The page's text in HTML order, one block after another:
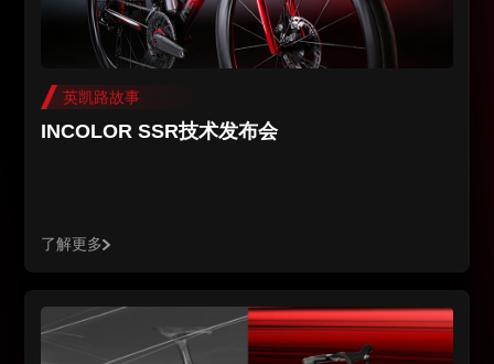
英凯路故事
INCOLOR SSR技术发布会
了解更多